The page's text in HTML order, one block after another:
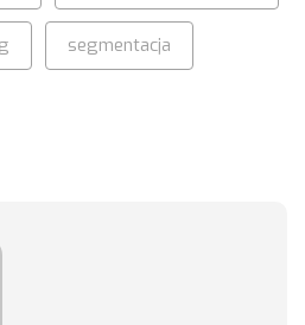
segmentacja